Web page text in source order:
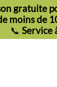
gratuite
moins de
📞 Service